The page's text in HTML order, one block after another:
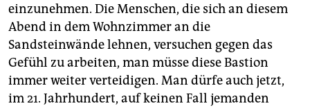
einzunehmen. Die Menschen, die sich an diesem
Abend in dem Wohnzimmer an die
Sandsteinwände lehnen, versuchen gegen das
Gefühl zu arbeiten, man müsse diese Bastion
immer weiter verteidigen. Man dürfe auch jetzt,
im 21. Jahrhundert, auf keinen Fall jemanden